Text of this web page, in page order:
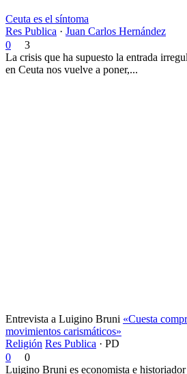
Ceuta es el síntoma
Res Publica · Juan Carlos Hernández
0
3
La crisis que ha supuesto la entrada
en Ceuta nos vuelve a poner,...
Entrevista a Luigino Bruni «Cuesta
movimientos carismáticos»
Religión Res Publica · PD
0
0
Luigino Bruni es economista e